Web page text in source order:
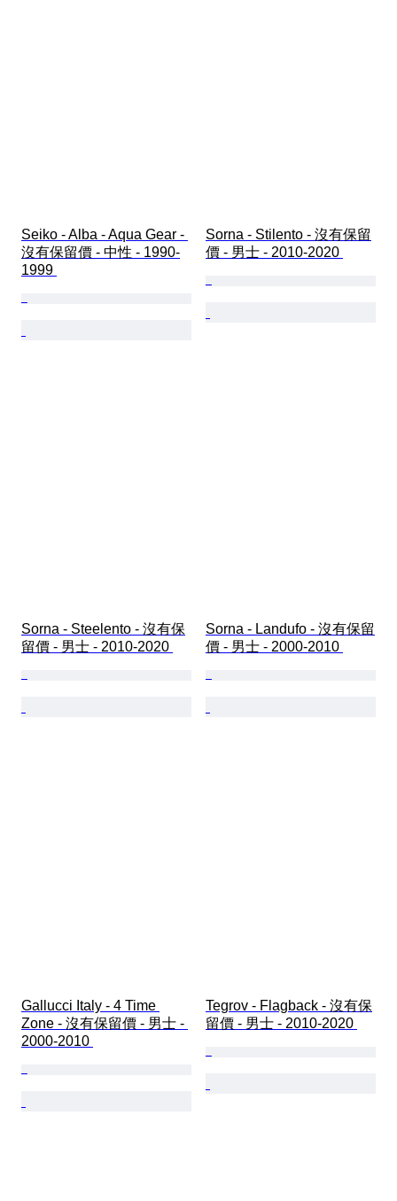
Seiko - Alba - Aqua Gear -
沒有保留價 - 中性 - 1990-
1999
Sorna - Stilento - 沒有保留
價 - 男士 - 2010-2020
Sorna - Steelento - 沒有保
留價 - 男士 - 2010-2020
Sorna - Landufo - 沒有保留
價 - 男士 - 2000-2010
Gallucci Italy - 4 Time
Zone - 沒有保留價 - 男士 -
2000-2010
Tegrov - Flagback - 沒有保
留價 - 男士 - 2010-2020